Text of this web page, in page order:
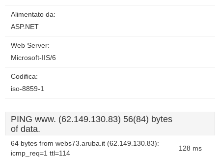
Alimentato da:
ASP.NET
Web Server:
Microsoft-IIS/6
Codifica:
iso-8859-1
PING www. (62.149.130.83) 56(84) bytes
of data.
64 bytes from webs73.aruba.it (62.149.130.83):
icmp_req=1 ttl=114
128 ms